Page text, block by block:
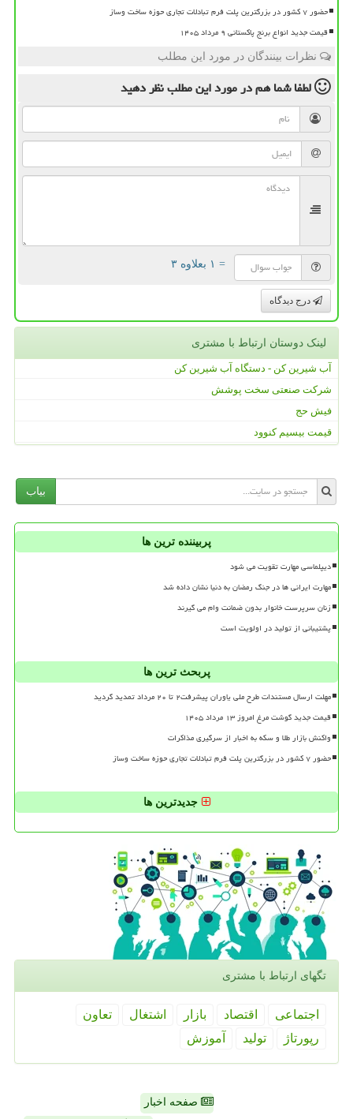
حضور ۷ کشور در بزرگترین پلت فرم تبادلات تجاری حوزه ساخت وساز
قیمت جدید انواع برنج پاکستانی ۹ مرداد ۱۴۰۵
نظرات بینندگان در مورد این مطلب
لطفا شما همدر مورد این مطلبنظر دهید
= ۱ بعلاوه ۳
درج دیدگاه
لینک دوستان ارتباط با مشتری
آب شیرین کن - دستگاه آب شیرین کن
شرکت صنعتی سخت پوشش
فیش حج
قیمت بیسیم کنوود
بیاب
پربیننده ترین ها
دیپلماسی مهارت تقویت می شود
مهارت ایرانی ها در جنگ رمضان به دنیا نشان داده شد
زنان سرپرست خانوار بدون ضمانت وام می گیرند
پشتیبانی از تولید در اولویت است
پربحث ترین ها
مهلت ارسال مستندات طرح ملی یاوران پیشرفت۲ تا ۲۰ مرداد تمدید گردید
قیمت جدید گوشت مرغ امروز ۱۳ مرداد ۱۴۰۵
واکنش بازار طلا و سکه به اخبار از سرگیری مذاکرات
حضور ۷ کشور در بزرگترین پلت فرم تبادلات تجاری حوزه ساخت وساز
جدیدترین ها
تگهای ارتباط با مشتری
اجتماعی اقتصاد بازار اشتغال
تعاون
رپورتاژ
تولید آموزش
صفحه اخبار